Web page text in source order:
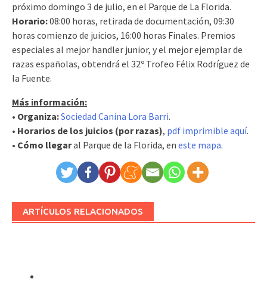
próximo domingo 3 de julio, en el Parque de La Florida.
Horario:08:00 horas, retirada de documentación, 09:30
horas comienzo de juicios, 16:00 horas Finales. Premios
especiales al mejor handler junior, y el mejor ejemplar de
razas españolas, obtendrá el 32º Trofeo Félix Rodríguez de
la Fuente.
Más información:
• Organiza:Sociedad Canina Lora Barri.
• Horarios de los juicios (por razas), pdf imprimible aquí.
• Cómo llegaral Parque de la Florida, en este mapa.
ARTÍCULOS RELACIONADOS